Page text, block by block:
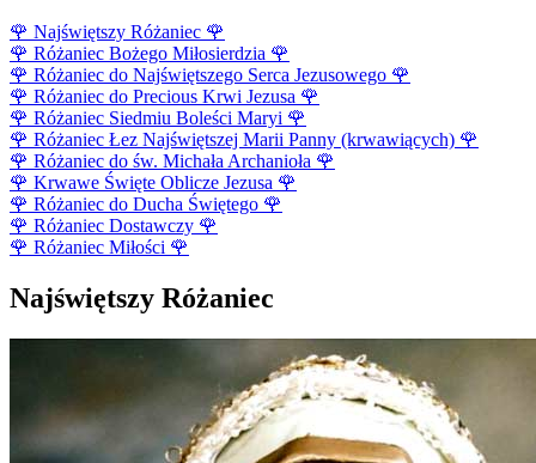
🌹 Najświętszy Różaniec 🌹
🌹 Różaniec Bożego Miłosierdzia 🌹
🌹 Różaniec do Najświętszego Serca Jezusowego 🌹
🌹 Różaniec do Precious Krwi Jezusa 🌹
🌹 Różaniec Siedmiu Boleści Maryi 🌹
🌹 Różaniec Łez Najświętszej Marii Panny (krwawiących) 🌹
🌹 Różaniec do św. Michała Archanioła 🌹
🌹 Krwawe Święte Oblicze Jezusa 🌹
🌹 Różaniec do Ducha Świętego 🌹
🌹 Różaniec Dostawczy 🌹
🌹 Różaniec Miłości 🌹
Najświętszy Różaniec